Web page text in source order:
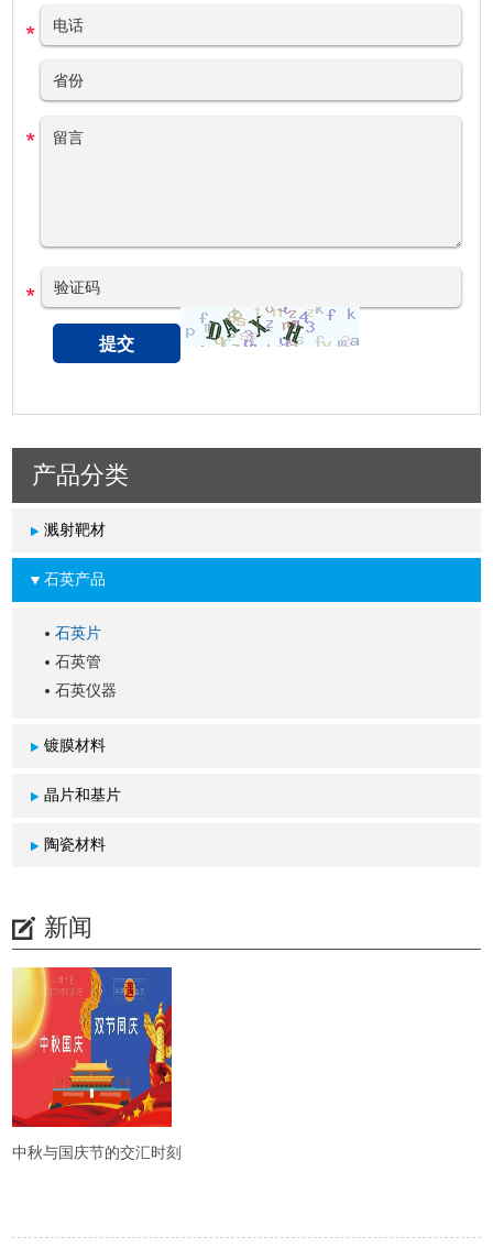
产品分类
溅射靶材
石英产品
石英片
石英管
石英仪器
镀膜材料
晶片和基片
陶瓷材料
新闻
中秋与国庆节的交汇时刻